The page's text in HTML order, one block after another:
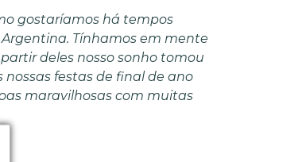
gostaríamos há tempos
Tínhamos em mente
deles nosso sonho tomou
nossas festas de final de ano
maravilhosas com muitas